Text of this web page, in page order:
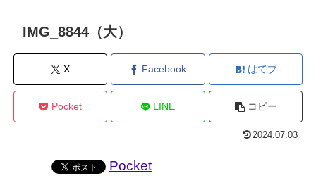
IMG_8844（大）
X Facebook はてブ
Pocket LINE コピー
2024.07.03
Pocket